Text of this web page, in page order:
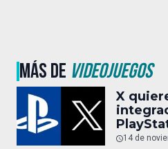
MÁS DE VIDEOJUEGOS
X
14 de